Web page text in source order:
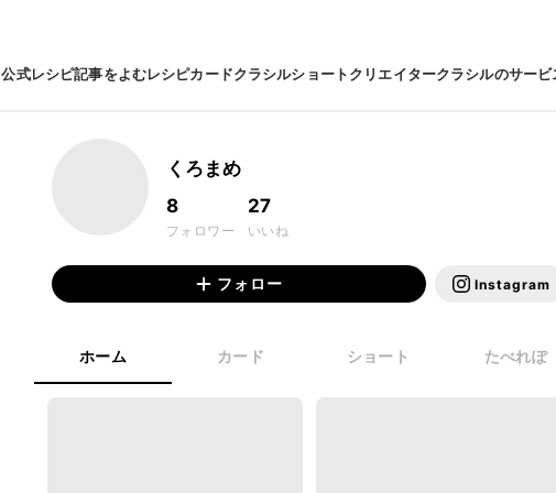
公式レシピ記事をよむレシピカードクラシルショートクリエイタークラシルのサービ
くろまめ
8
フォロワー
27
いいね
フォロー Instagram
ホーム カード ショート たべれぽ